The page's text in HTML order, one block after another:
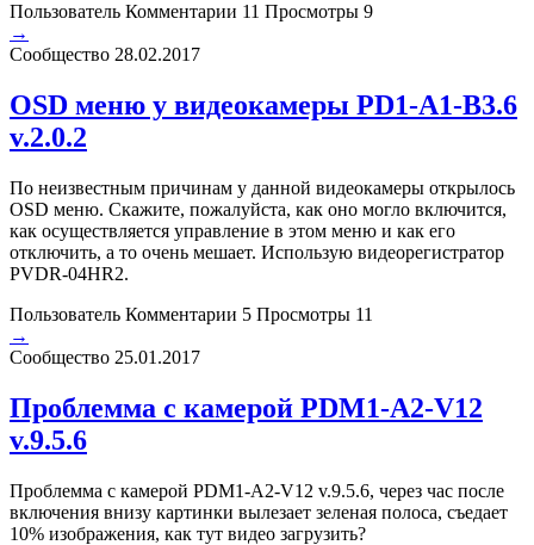
Пользователь Комментарии 11 Просмотры 9
→
Сообщество 28.02.2017
OSD меню у видеокамеры PD1-A1-B3.6
v.2.0.2
По неизвестным причинам у данной видеокамеры открылось
OSD меню. Скажите, пожалуйста, как оно могло включится,
как осуществляется управление в этом меню и как его
отключить, а то очень мешает. Использую видеорегистратор
PVDR-04HR2.
Пользователь Комментарии 5 Просмотры 11
→
Сообщество 25.01.2017
Проблемма с камерой PDM1-A2-V12
v.9.5.6
Проблемма с камерой PDM1-A2-V12 v.9.5.6, через час после
включения внизу картинки вылезает зеленая полоса, съедает
10% изображения, как тут видео загрузить?